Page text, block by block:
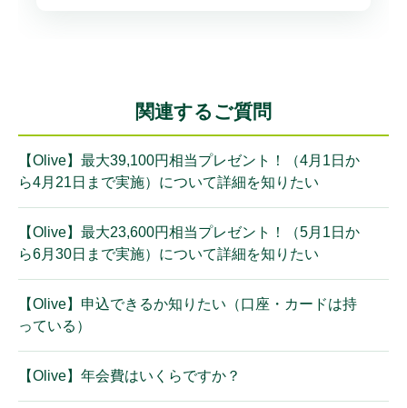
関連するご質問
【Olive】最大39,100円相当プレゼント！（4月1日か
ら4月21日まで実施）について詳細を知りたい
【Olive】最大23,600円相当プレゼント！（5月1日か
ら6月30日まで実施）について詳細を知りたい
【Olive】申込できるか知りたい（口座・カードは持
っている）
【Olive】年会費はいくらですか？